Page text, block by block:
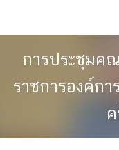
การประชุมค
ราชการองค์ก